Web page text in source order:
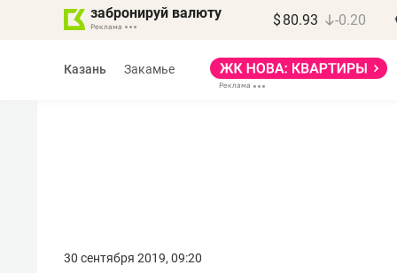
забронируй валюту $ 80.93 -0.20
Казань Закамье
30 сентября 2019, 09:20